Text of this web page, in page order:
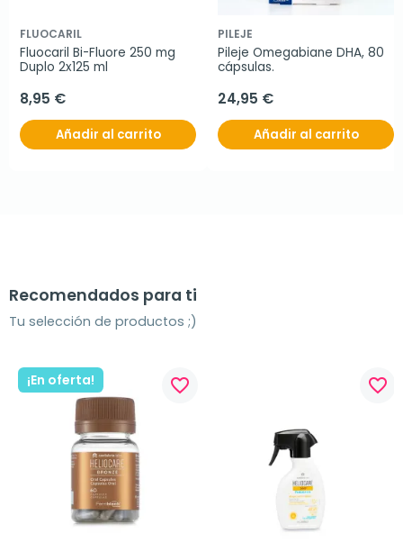
FLUOCARIL
Fluocaril Bi-Fluore 250 mg
Duplo 2x125 ml
8,95 €
Añadir al carrito
PILEJE
Pileje Omegabiane DHA, 80
cápsulas.
24,95 €
Añadir al carrito
Recomendados para ti
Tu selección de productos ;)
¡En oferta! favorite_border favorite_border